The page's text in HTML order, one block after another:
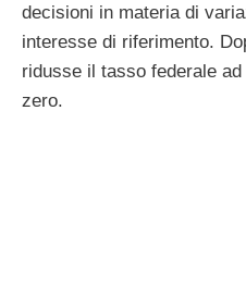
decisioni in materia di
interesse di riferimento.
ridusse il tasso federale
zero.